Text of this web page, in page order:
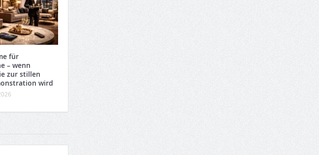
für
– wenn
zur stillen
wird